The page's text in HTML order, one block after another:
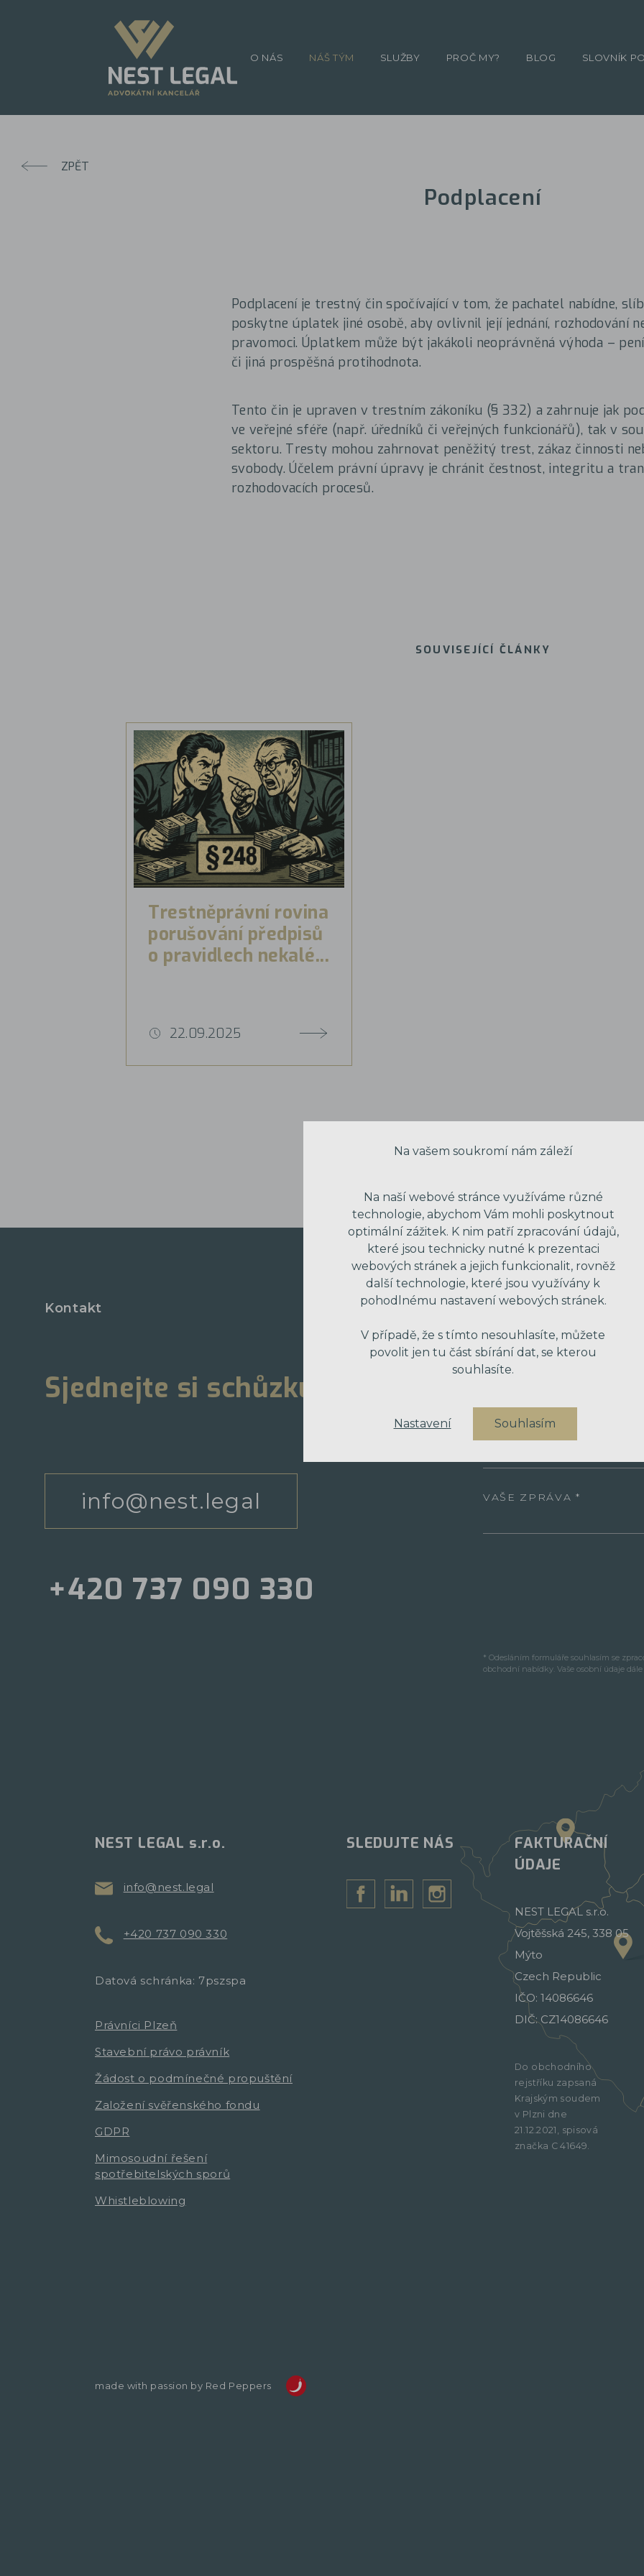
ZPĚT
Podplacení
Podplacení je trestný čin spočívající v tom, že pachatel nabídne,
poskytne úplatek jiné osobě, aby ovlivnil její jednání, rozhodování
pravomoci. Úplatkem může být jakákoli neoprávněná výhoda –
či jiná prospěšná protihodnota.
Tento čin je upraven v trestním zákoníku (§ 332) a zahrnuje jak
ve veřejné sféře (např. úředníků či veřejných funkcionářů), tak v
sektoru. Tresty mohou zahrnovat peněžitý trest, zákaz činnosti
svobody. Účelem právní úpravy je chránit čestnost, integritu a
rozhodovacích procesů.
SOUVISEJÍCÍ ČLÁNKY
Trestněprávní rovina
porušování předpisů
o pravidlech nekalé...
22.09.2025
Kontakt
Sjednejte si schůzku
info@nest.legal
+420 737 090 330
VÁŠ EMAIL
VAŠE ZPRÁVA
* Odesláním formuláře souhlasím se
obchodní nabídky. Vaše osobní údaje
NEST LEGAL s.r.o.
info@nest.legal
+420 737 090 330
Datová schránka: 7pszspa
Právníci Plzeň
Stavební právo právník
Žádost o podmínečné propuštění
Založení svěřenského fondu
GDPR
Mimosoudní řešení
spotřebitelských sporů
Whistleblowing
SLEDUJTE NÁS
FAKTURAČNÍ
ÚDAJE
NEST LEGAL s.r.o.
Vojtěšská 245, 338 05
Mýto
Czech Republic
IČO: 14086646
DIČ: CZ14086646
Do obchodního
rejstříku zapsaná
Krajským soudem
v Plzni dne
21.12.2021, spisová
značka C 41649.
made with passion by Red Peppers
O NÁS NÁŠ TÝM SLUŽBY PROČ MY? BLOG SLOVNÍK
Na vašem soukromí nám záleží
Na naší webové stránce využíváme různé
technologie, abychom Vám mohli poskytnout
optimální zážitek. K nim patří zpracování údajů,
které jsou technicky nutné k prezentaci
webových stránek a jejich funkcionalit, rovněž
další technologie, které jsou využívány k
pohodlnému nastavení webových stránek.
V případě, že s tímto nesouhlasíte, můžete
povolit jen tu část sbírání dat, se kterou
souhlasíte.
Nastavení Souhlasím